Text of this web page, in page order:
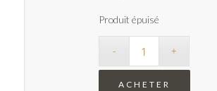
Produit épuisé
ACHETER